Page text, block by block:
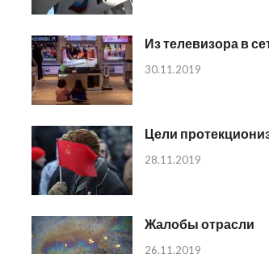
Из телевизора в
30.11.2019
Цели
28.11.2019
Жалобы отрасли
26.11.2019